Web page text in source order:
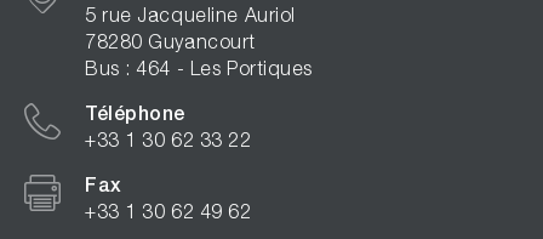
5 rue Jacqueline Auriol
78280 Guyancourt
Bus : 464 - Les Portiques
Téléphone
+33 1 30 62 33 22
Fax
+33 1 30 62 49 62